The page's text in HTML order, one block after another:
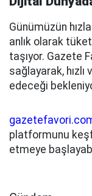
Günümüzün
anlık olarak
taşıyor. Gazete
sağlayarak,
edeceği
platformunu
etmeye